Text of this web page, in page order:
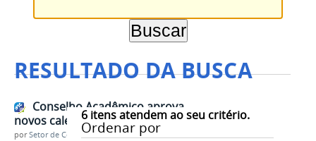
RESULTADO DA BUSCA
6itens atendem ao seu critério.
Ordenar por
Conselho Acadêmico aprova
novos calendários 2024 pós-greve
porSetor de Comunicação